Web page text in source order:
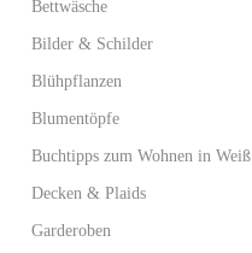
Bettwäsche
Bilder & Schilder
Blühpflanzen
Blumentöpfe
Buchtipps zum Wohnen in Weiß
Decken & Plaids
Garderoben